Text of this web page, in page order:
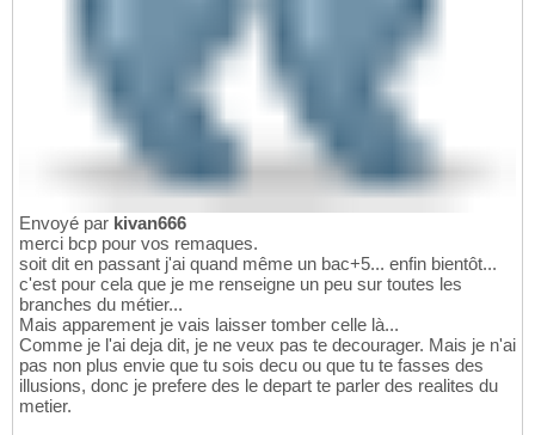
Envoyé par kivan666
merci bcp pour vos remaques.
soit dit en passant j'ai quand même un bac+5... enfin bientôt...
c'est pour cela que je me renseigne un peu sur toutes les
branches du métier...
Mais apparement je vais laisser tomber celle là...
Comme je l'ai deja dit, je ne veux pas te decourager. Mais je n'ai
pas non plus envie que tu sois decu ou que tu te fasses des
illusions, donc je prefere des le depart te parler des realites du
metier.